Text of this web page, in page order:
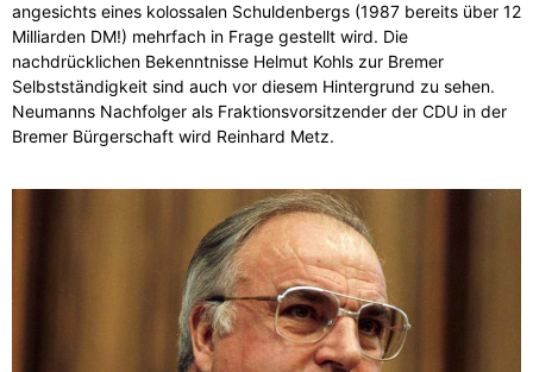
angesichts eines kolossalen Schuldenbergs (1987 bereits über 12
Milliarden DM!) mehrfach in Frage gestellt wird. Die
nachdrücklichen Bekenntnisse Helmut Kohls zur Bremer
Selbstständigkeit sind auch vor diesem Hintergrund zu sehen.
Neumanns Nachfolger als Fraktionsvorsitzender der CDU in der
Bremer Bürgerschaft wird Reinhard Metz.